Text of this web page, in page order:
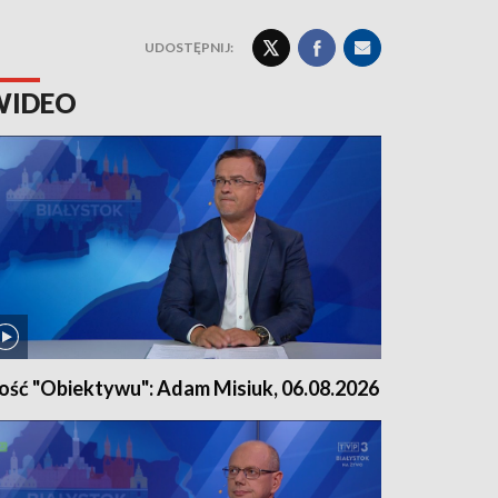
UDOSTĘPNIJ:
"Obiektywu": Adam Misiuk, 06.08.2026